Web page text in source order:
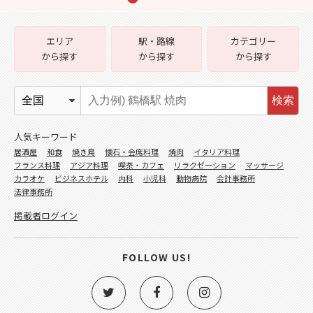
エリア
から探す
駅・路線
から探す
カテゴリー
から探す
検索
人気キーワード
居酒屋 和食 焼き鳥 懐石・会席料理 焼肉
イタリア料理
フランス料理
アジア料理 喫茶・カフェ リラクゼーション
マッサージ
カラオケ
ビジネスホテル 内科 小児科 動物病院
会計事務所
法律事務所
掲載者ログイン
FOLLOW US!